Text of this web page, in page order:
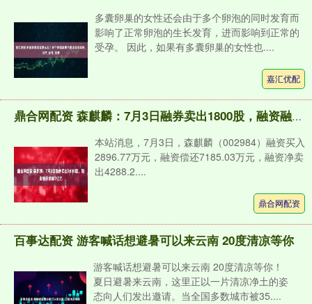
多囊卵巢的女性还会由于多个卵泡的同时发育而
影响了正常卵泡的生长发育，进而影响到正常的
受孕。 因此，如果有多囊卵巢的女性也....
嘉汇优配
鼎合网配资 森麒麟：7月3日融券卖出1800股，融资融券余额7亿元
本站消息，7月3日，森麒麟（002984）融资买入
2896.77万元，融资偿还7185.03万元，融资净卖
出4288.2....
鼎合网配资
百事达配资 游客喊话想避暑可以来云南 20度清凉等你
游客喊话想避暑可以来云南 20度清凉等你！
夏日避暑来云南，这里正以一片清凉净土的姿
态向人们发出邀请。当全国多数城市被35....